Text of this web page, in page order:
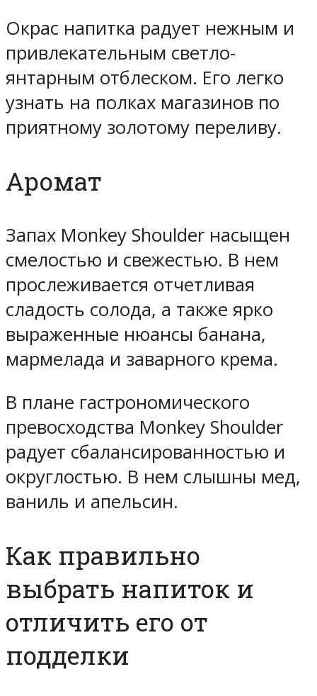
Окрас напитка радует нежным и
привлекательным светло-
янтарным отблеском. Его легко
узнать на полках магазинов по
приятному золотому переливу.
Аромат
Запах Monkey Shoulder насыщен
смелостью и свежестью. В нем
прослеживается отчетливая
сладость солода, а также ярко
выраженные нюансы банана,
мармелада и заварного крема.
В плане гастрономического
превосходства Monkey Shoulder
радует сбалансированностью и
округлостью. В нем слышны мед,
ваниль и апельсин.
Как правильно
выбрать напиток и
отличить его от
подделки